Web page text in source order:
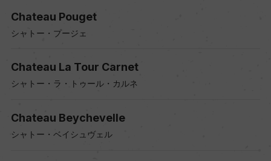
Chateau Pouget
シャトー・プージェ
Chateau La Tour Carnet
シャトー・ラ・トゥール・カルネ
Chateau Beychevelle
シャトー・ベイシュヴェル